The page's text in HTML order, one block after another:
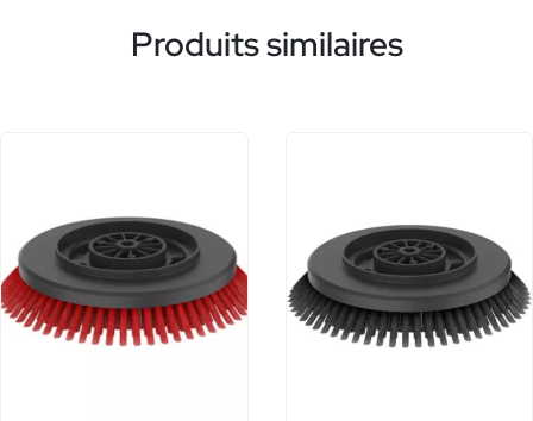
Produits similaires